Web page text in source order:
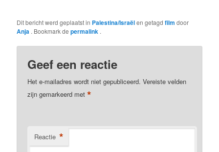
Dit bericht werd geplaatst in Palestina/Israëlen getagdfilm door
Anja . Bookmark depermalink .
Geef een reactie
Het e-mailadres wordt niet gepubliceerd. Vereiste velden
zijn gemarkeerd met*
Reactie *